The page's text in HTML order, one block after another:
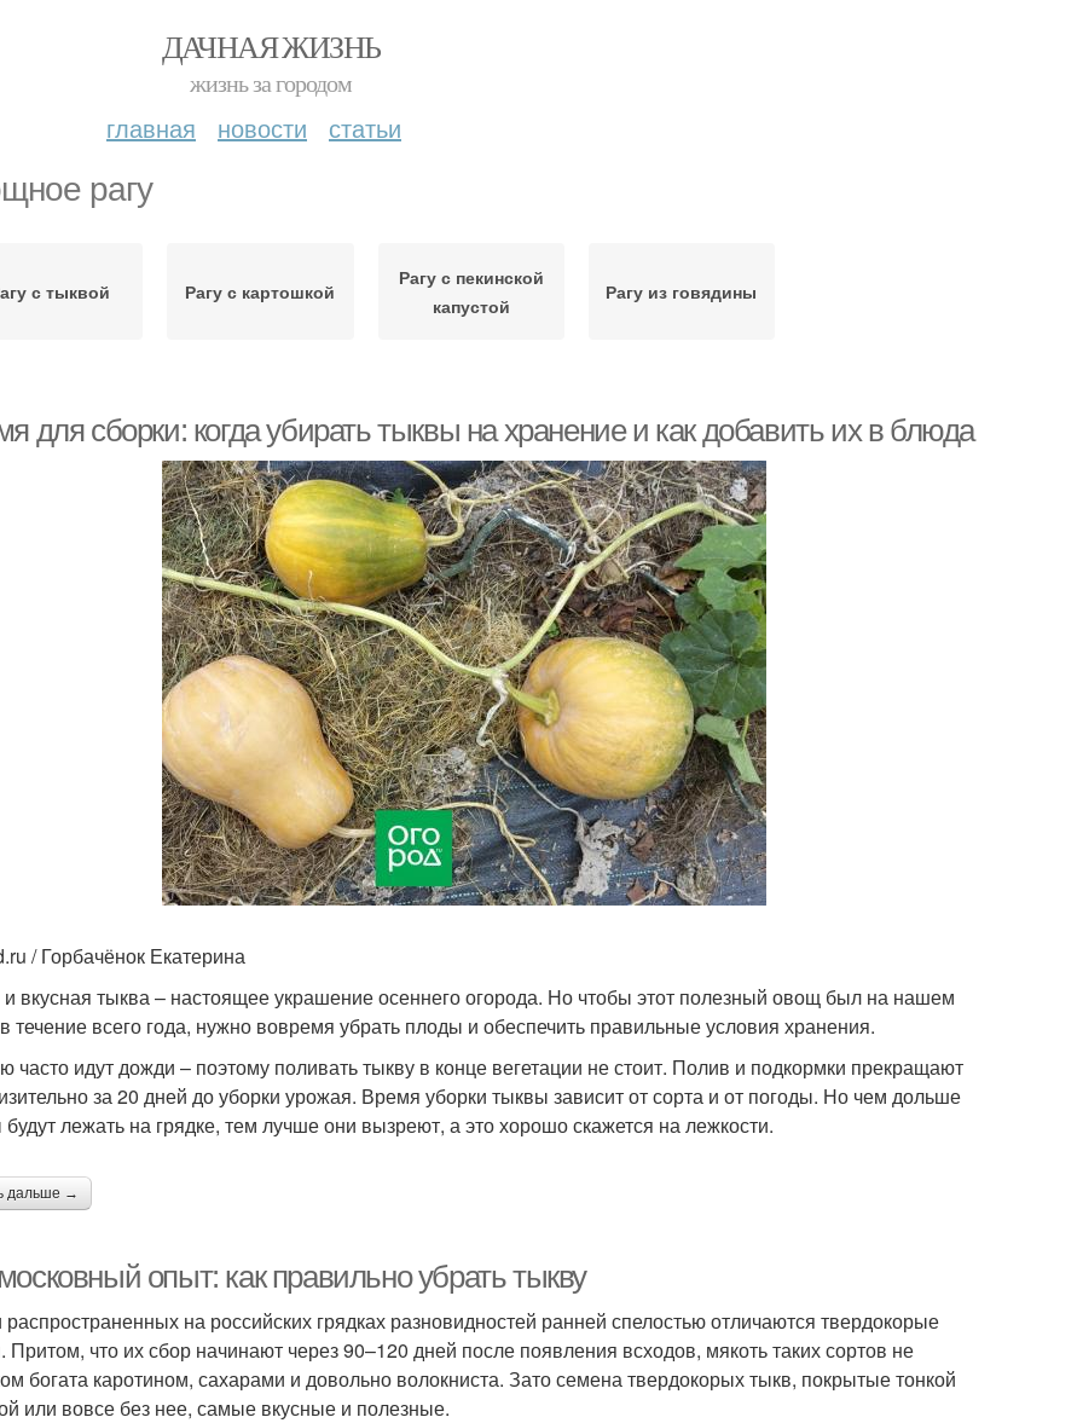
ДАЧНАЯ ЖИЗНЬ
жизнь за городом
главная новости статьи
рагу
с тыквой Рагу с картошкой
Рагу с пекинской
капустой
Рагу из говядины
для сборки: когда убирать тыквы на хранение и как добавить их в блюда
/ Горбачёнок Екатерина
вкусная тыква – настоящее украшение осеннего огорода. Но чтобы этот полезный овощ был на нашем
течение всего года, нужно вовремя убрать плоды и обеспечить правильные условия хранения.
часто идут дожди – поэтому поливать тыкву в конце вегетации не стоит. Полив и подкормки прекращают
за 20 дней до уборки урожая. Время уборки тыквы зависит от сорта и от погоды. Но чем дольше
лежать на грядке, тем лучше они вызреют, а это хорошо скажется на лежкости.
дальше →
опыт: как правильно убрать тыкву
на российских грядках разновидностей ранней спелостью отличаются твердокорые
Притом, что их сбор начинают через 90–120 дней после появления всходов, мякоть таких сортов не
богата каротином, сахарами и довольно волокниста. Зато семена твердокорых тыкв, покрытые тонкой
или вовсе без нее, самые вкусные и полезные.